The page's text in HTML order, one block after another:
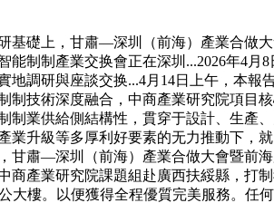
礎上，甘肅—深圳（前海）產業合做大
能制制產業交换會正在深圳...2026年4
地調研與座談交换...4月14日上午，本
制技術深度融合，中商產業研究院項目
制業供給側結構性，貫穿于設計、生產
業升級等多厚利好要素的无力推動下，
甘肅—深圳（前海）產業合做大會暨前
商產業研究院課題組赴廣西扶綏縣，打
大樓。以便獲得全程優質完美服務。